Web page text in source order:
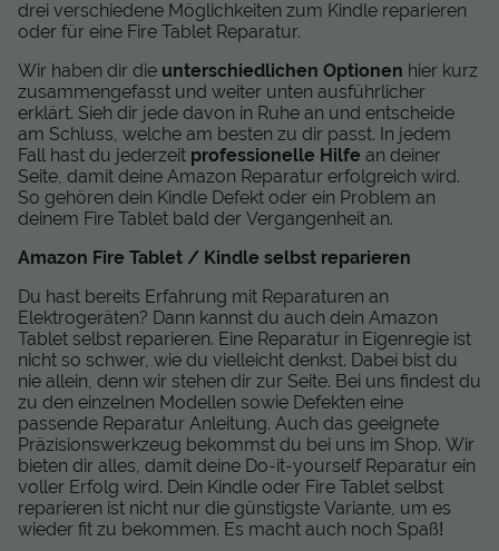
drei verschiedene Möglichkeiten zum Kindle reparieren
oder für eine Fire Tablet Reparatur.
Wir haben dir die unterschiedlichen Optionen hier kurz
zusammengefasst und weiter unten ausführlicher
erklärt. Sieh dir jede davon in Ruhe an und entscheide
am Schluss, welche am besten zu dir passt. In jedem
Fall hast du jederzeit professionelle Hilfe an deiner
Seite, damit deine Amazon Reparatur erfolgreich wird.
So gehören dein Kindle Defekt oder ein Problem an
deinem Fire Tablet bald der Vergangenheit an.
Amazon Fire Tablet / Kindle selbst reparieren
Du hast bereits Erfahrung mit Reparaturen an
Elektrogeräten? Dann kannst du auch dein Amazon
Tablet selbst reparieren. Eine Reparatur in Eigenregie ist
nicht so schwer, wie du vielleicht denkst. Dabei bist du
nie allein, denn wir stehen dir zur Seite. Bei uns findest du
zu den einzelnen Modellen sowie Defekten eine
passende Reparatur Anleitung. Auch das geeignete
Präzisionswerkzeug bekommst du bei uns im Shop. Wir
bieten dir alles, damit deine Do-it-yourself Reparatur ein
voller Erfolg wird. Dein Kindle oder Fire Tablet selbst
reparieren ist nicht nur die günstigste Variante, um es
wieder fit zu bekommen. Es macht auch noch Spaß!